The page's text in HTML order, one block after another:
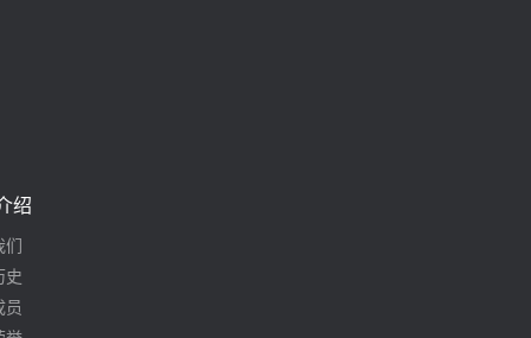
绍
们
史
员